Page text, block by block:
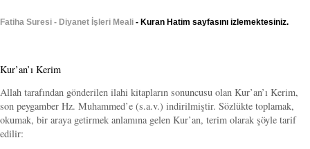
Fatiha Suresi - Diyanet İşleri Meali - Kuran Hatim sayfasını izlemektesiniz.
Kur’an’ı Kerim
Allah tarafından gönderilen ilahi kitapların sonuncusu olan Kur’an’ı Kerim,
son peygamber Hz. Muhammed’e (s.a.v.) indirilmiştir. Sözlükte toplamak,
okumak, bir araya getirmek anlamına gelen Kur’an, terim olarak şöyle tarif
edilir: